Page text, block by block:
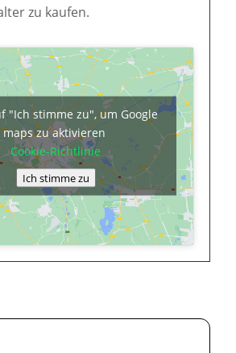
zu kaufen.
"Ich stimme zu", um Google
maps zu aktivieren
Cookie-Richtlinie
Ich stimme zu